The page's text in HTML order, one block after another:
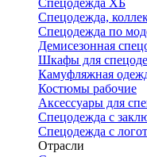
Спецодежда ХБ
Спецодежда,
Спецодежда по
Демисезонная
Шкафы для
Камуфляжная
Костюмы рабочие
Аксессуары для
Спецодежда с
Спецодежда с
Отрасли